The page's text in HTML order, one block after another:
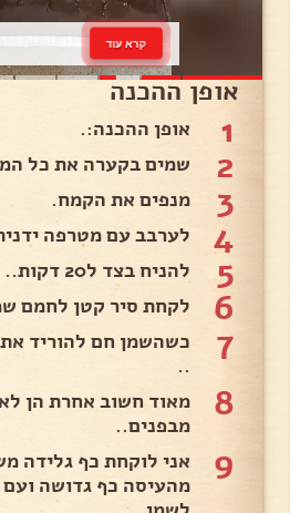
קרא עוד
אופן ההכנה
1 אופן ההכנה:.
2 שמים בקערה את כל
3 מנפים את הקמח.
4 לערבב עם מטרפה
5 להניח בצד ל20 דקות..
6 לקחת סיר קטן לחמם
7
כשהשמן חם להוריד
..
8
מאוד חשוב אחרת הן
מבפנים..
9
אני לוקחת כף גלידה
מהעיסה כף גדושה